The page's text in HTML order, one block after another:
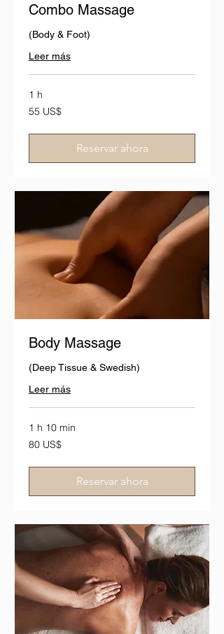
Combo Massage
(Body & Foot)
Leer más
1 h
55
dólares
55 US$
Reservar ahora
Body Massage
(Deep Tissue & Swedish)
Leer más
1 h 10 min
80
dólares
80 US$
Reservar ahora